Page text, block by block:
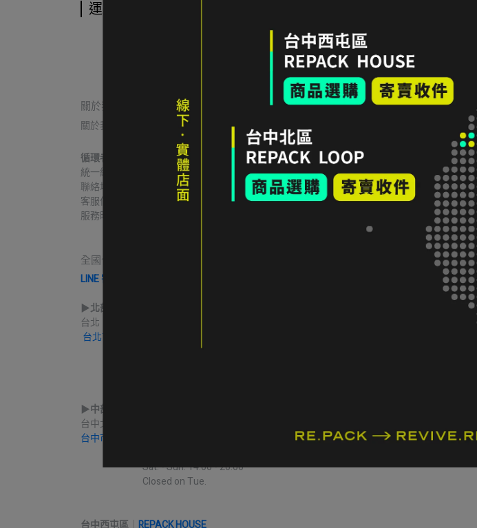
運送方式
關於我們
關於我們 退貨/退款 LINE 寄售諮詢
循環者商行
統一編號｜60806271
聯絡地址｜台中市北區益華街74號
客服信箱｜contact@re-pack.co
服務時間｜Mon. - Fri 14:00 - 19:00
全國合作實體收件店點｜請先完成LINE線上寄售確認流程再前往送件
LINE 寄售諮詢 & 開始寄售送件
▶︎北部
台北｜
台北市大安區新生南路三段94巷5號
營業時間 Mon. - Sat. 12:30 - 21:30
▶︎中部
台中北區
台中市北區益華街74號
Sat. - Sun. 14:00 - 20:00
Closed on Tue.
台中西屯區 REPACK HOUSE